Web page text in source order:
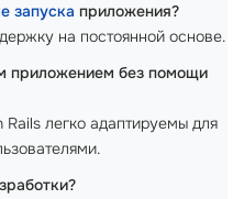
запуска приложения?
на постоянной основе.
приложением без помощи
легко адаптируемы для